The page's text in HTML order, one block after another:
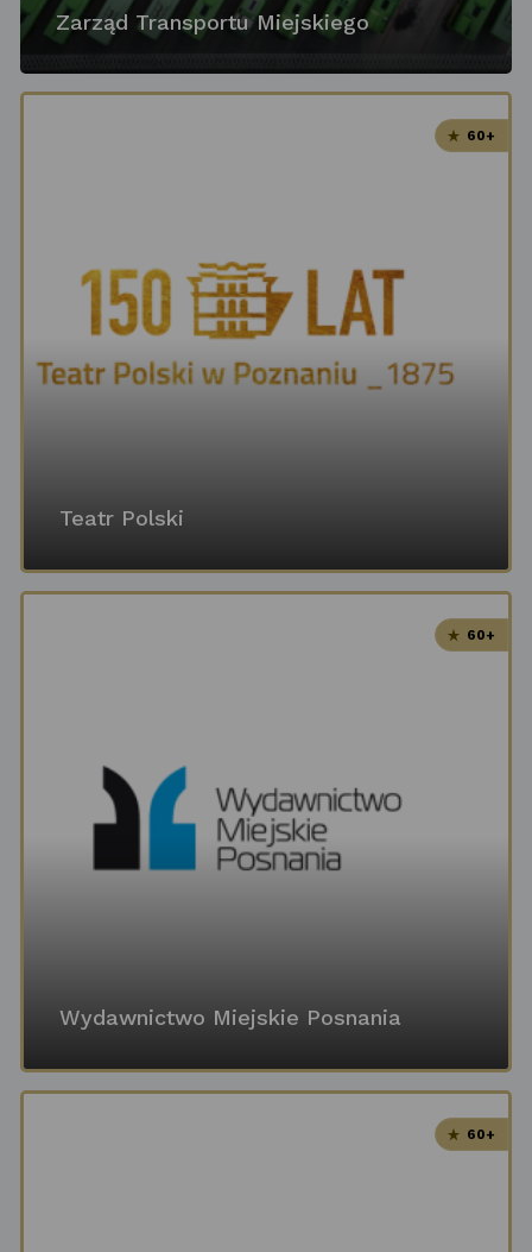
Zarząd Transportu Miejskiego
60+
Teatr Polski
60+
Wydawnictwo Miejskie Posnania
60+